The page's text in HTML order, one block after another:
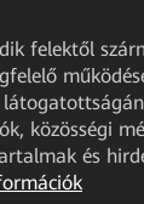
felektől
közösségi
és